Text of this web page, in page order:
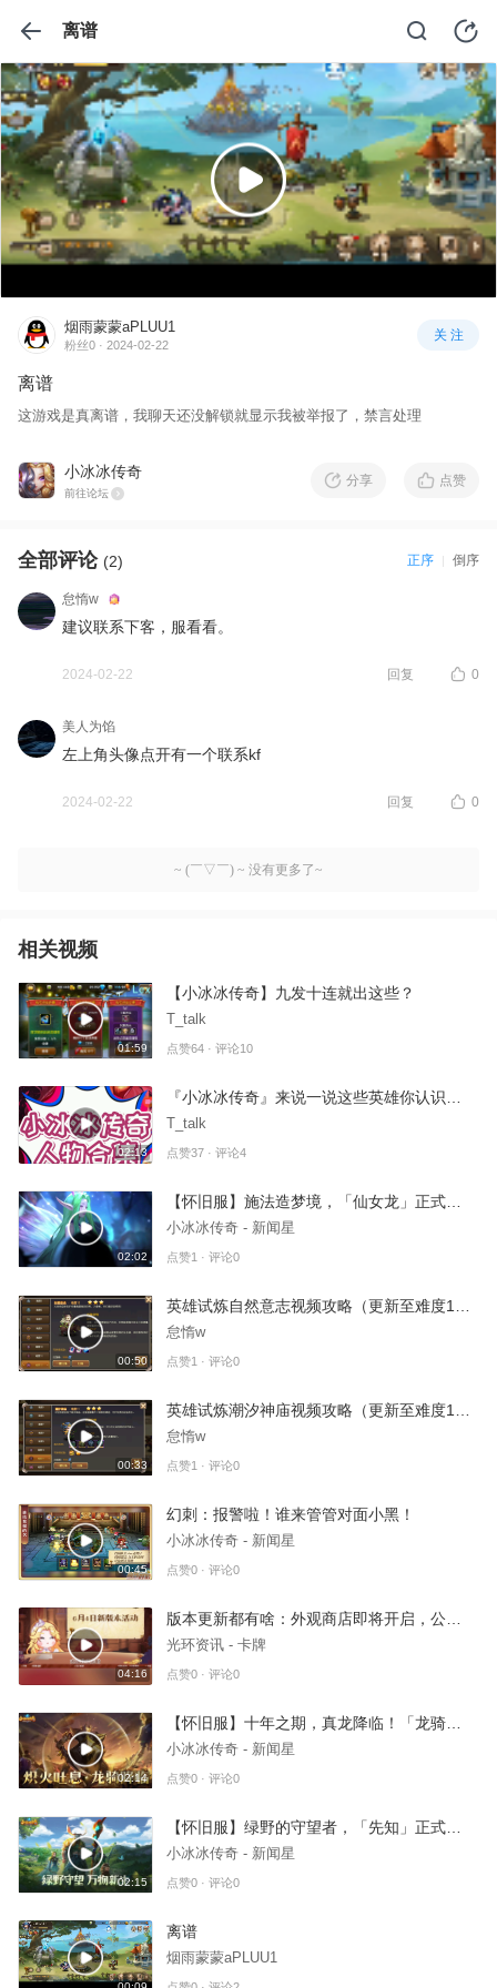
离谱
烟雨蒙蒙aPLUU1
粉丝0 · 2024-02-22
关 注
离谱
这游戏是真离谱，我聊天还没解锁就显示我被举报了，禁言处理
小冰冰传奇
前往论坛
分享 点赞
全部评论 (2) 正序 倒序
怠惰w
建议联系下客，服看看。
2024-02-22 回复 0
美人为馅
左上角头像点开有一个联系kf
2024-02-22 回复 0
~ (￣▽￣) ~ 没有更多了~
相关视频
01:59
【小冰冰传奇】九发十连就出这些？
T_talk
点赞64 · 评论10
02:13
T_talk
点赞37 · 评论4
02:02
小冰冰传奇 - 新闻星
点赞1 · 评论0
00:50
怠惰w
点赞1 · 评论0
00:33
怠惰w
点赞1 · 评论0
00:45
幻刺：报警啦！谁来管管对面小黑！
小冰冰传奇 - 新闻星
点赞0 · 评论0
04:16
光环资讯 - 卡牌
点赞0 · 评论0
02:14
小冰冰传奇 - 新闻星
点赞0 · 评论0
02:15
小冰冰传奇 - 新闻星
点赞0 · 评论0
离谱
烟雨蒙蒙aPLUU1